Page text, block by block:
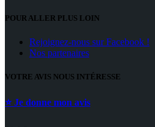
POUR ALLER PLUS LOIN
Rejoignez-nous sur Facebook !
Nos partenaires
VOTRE AVIS NOUS INTÉRESSE
⭐ Je donne mon avis